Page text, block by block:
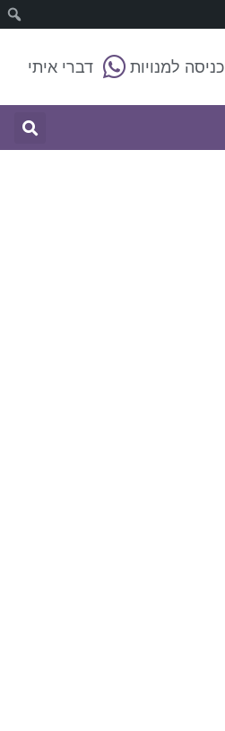
כניסה למנויות דברי איתי